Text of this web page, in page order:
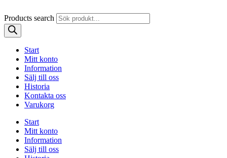
Products search
Start
Mitt konto
Information
Sälj till oss
Historia
Kontakta oss
Varukorg
Start
Mitt konto
Information
Sälj till oss